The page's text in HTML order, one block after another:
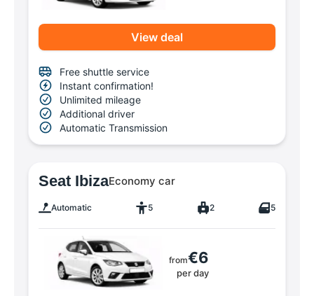
View deal
Free shuttle service
Instant confirmation!
Unlimited mileage
Additional driver
Automatic Transmission
Seat IbizaEconomy car
Automatic 5 2 5
from€6
per day